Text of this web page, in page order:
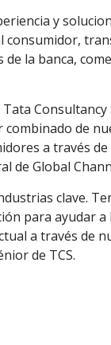
y
la banca,
Consultancy
de
a través de
de Global
clave.
para ayudar
a través de
de TCS.